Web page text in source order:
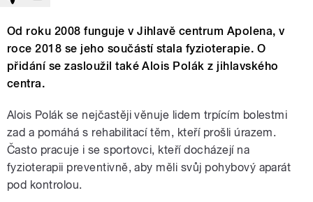
Od roku 2008 funguje v Jihlavě centrum Apolena, v
roce 2018 se jeho součástí stala fyzioterapie. O
přidání se zasloužil také Alois Polák z jihlavského
centra.
Alois Polák se nejčastěji věnuje lidem trpícím bolestmi
zad a pomáhá s rehabilitací těm, kteří prošli úrazem.
Často pracuje i se sportovci, kteří docházejí na
fyzioterapii preventivně, aby měli svůj pohybový aparát
pod kontrolou.